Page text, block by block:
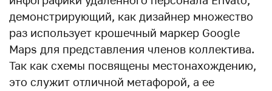
демонстрирующий, как дизайнер множество
раз использует крошечный маркер Google
Maps для представления членов коллектива.
Так как схемы посвящены местонахождению,
это служит отличной метафорой, а ее